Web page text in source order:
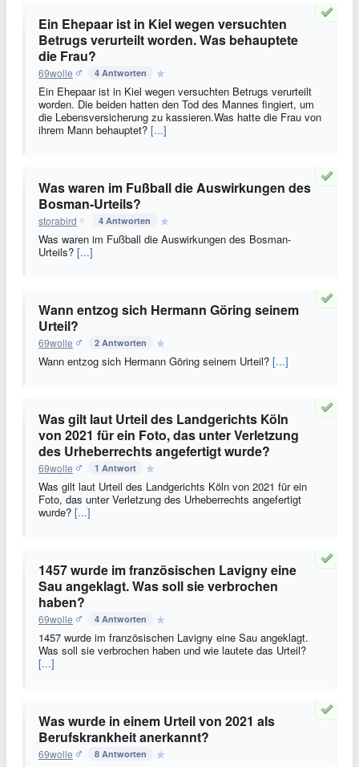
Ein Ehepaar ist in Kiel wegen versuchten
Betrugs verurteilt worden. Was behauptete
die Frau?
69wolle 4 Antworten
Ein Ehepaar ist in Kiel wegen versuchten Betrugs verurteilt
worden. Die beiden hatten den Tod des Mannes fingiert, um
die Lebensversicherung zu kassieren.Was hatte die Frau von
ihrem Mann behauptet? [...]
Was waren im Fußball die Auswirkungen des
Bosman-Urteils?
storabird 4 Antworten
Was waren im Fußball die Auswirkungen des Bosman-
Urteils? [...]
Wann entzog sich Hermann Göring seinem
Urteil?
69wolle 2 Antworten
Wann entzog sich Hermann Göring seinem Urteil? [...]
Was gilt laut Urteil des Landgerichts Köln
von 2021 für ein Foto, das unter Verletzung
des Urheberrechts angefertigt wurde?
69wolle 1 Antwort
Was gilt laut Urteil des Landgerichts Köln von 2021 für ein
Foto, das unter Verletzung des Urheberrechts angefertigt
wurde? [...]
1457 wurde im französischen Lavigny eine
Sau angeklagt. Was soll sie verbrochen
haben?
69wolle 4 Antworten
1457 wurde im französischen Lavigny eine Sau angeklagt.
Was soll sie verbrochen haben und wie lautete das Urteil?
[...]
Was wurde in einem Urteil von 2021 als
Berufskrankheit anerkannt?
69wolle 8 Antworten